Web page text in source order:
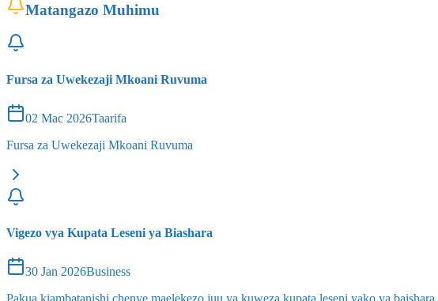
Matangazo Muhimu
Fursa za Uwekezaji Mkoani Ruvuma
02 Mac 2026Taarifa
Fursa za Uwekezaji Mkoani Ruvuma
Vigezo vya Kupata Leseni ya Biashara
30 Jan 2026Business